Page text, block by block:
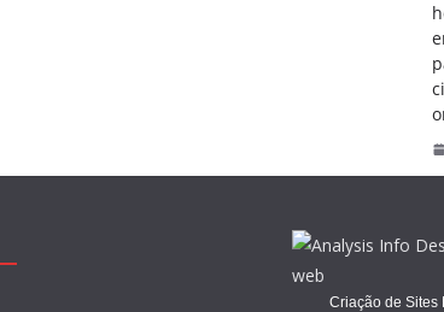
Criação de Sites